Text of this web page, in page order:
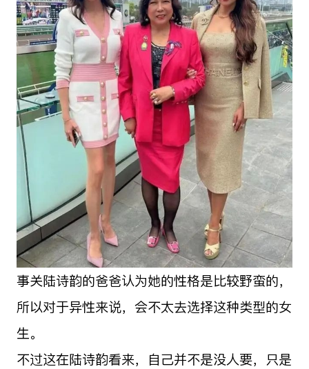
事关陆诗韵的爸爸认为她的性格是比较野蛮的，
所以对于异性来说，会不太去选择这种类型的女
生。
不过这在陆诗韵看来，自己并不是没人要，只是